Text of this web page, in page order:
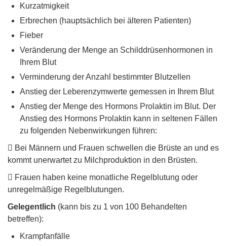
Kurzatmigkeit
Erbrechen (hauptsächlich bei älteren Patienten)
Fieber
Veränderung der Menge an Schilddrüsenhormonen in
Ihrem Blut
Verminderung der Anzahl bestimmter Blutzellen
Anstieg der Leberenzymwerte gemessen in Ihrem Blut
Anstieg der Menge des Hormons Prolaktin im Blut. Der
Anstieg des Hormons Prolaktin kann in seltenen Fällen
zu folgenden Nebenwirkungen führen:
 Bei Männern und Frauen schwellen die Brüste an und es
kommt unerwartet zu Milchproduktion in den Brüsten.
 Frauen haben keine monatliche Regelblutung oder
unregelmäßige Regelblutungen.
Gelegentlich (kann bis zu 1 von 100 Behandelten
betreffen):
Krampfanfälle